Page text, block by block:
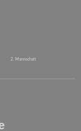
2. Mannschaft